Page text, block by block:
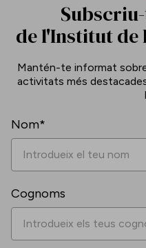
de l'Institut de
Mantén-te informat
activitats més
Nom*
Cognoms